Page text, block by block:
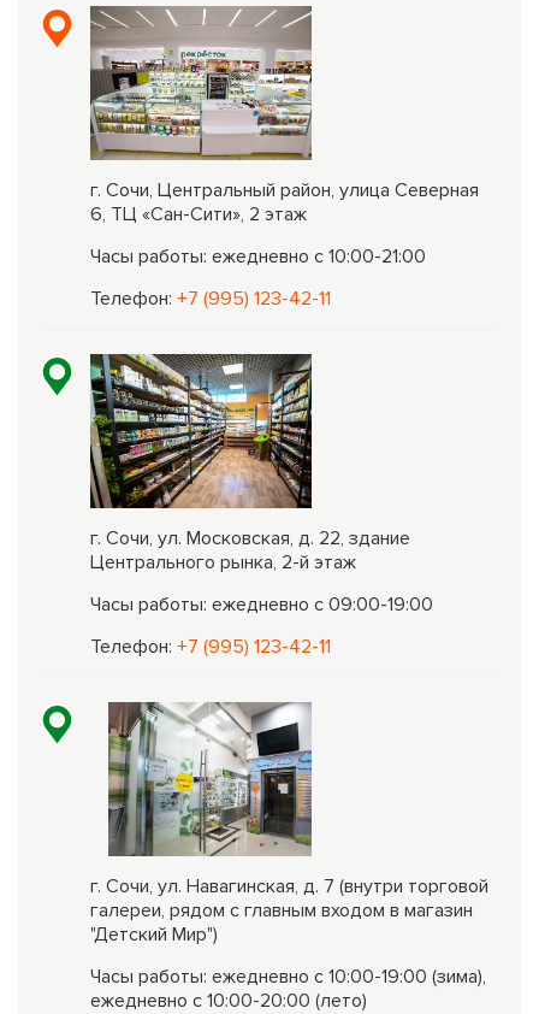
г. Сочи, Центральный район, улица Северная
6, ТЦ «Сан-Сити», 2 этаж
Часы работы: ежедневно с 10:00-21:00
Телефон: +7 (995) 123-42-11
г. Сочи, ул. Московская, д. 22, здание
Центрального рынка, 2-й этаж
Часы работы: ежедневно с 09:00-19:00
Телефон: +7 (995) 123-42-11
г. Сочи, ул. Навагинская, д. 7 (внутри торговой
галереи, рядом с главным входом в магазин
"Детский Мир")
Часы работы: ежедневно с 10:00-19:00 (зима),
ежедневно с 10:00-20:00 (лето)